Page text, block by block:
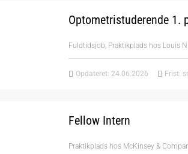
Optometristuderende 1.
Fuldtidsjob, Praktikplads hos Louis
Opdateret: 24.06.2026 Frist:
Fellow Intern
Praktikplads hos McKinsey &